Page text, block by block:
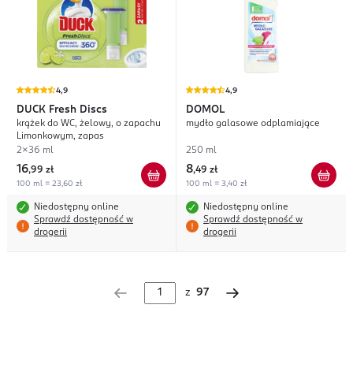
4,9
DUCK Fresh Discs
krążek do WC, żelowy, o zapachu
Limonkowym, zapas
2x36 ml
16,99 zł
100 ml = 23,60 zł
Niedostępny online
Sprawdź dostępność w
drogerii
4,9
DOMOL
mydło galasowe odplamiające
250 ml
8,49 zł
100 ml = 3,40 zł
Niedostępny online
Sprawdź dostępność w
drogerii
z 97